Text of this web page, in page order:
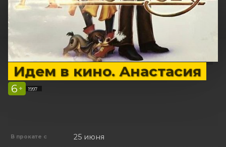
Идем в кино. Анастасия
6 + 1997
В прокате с 25 июня